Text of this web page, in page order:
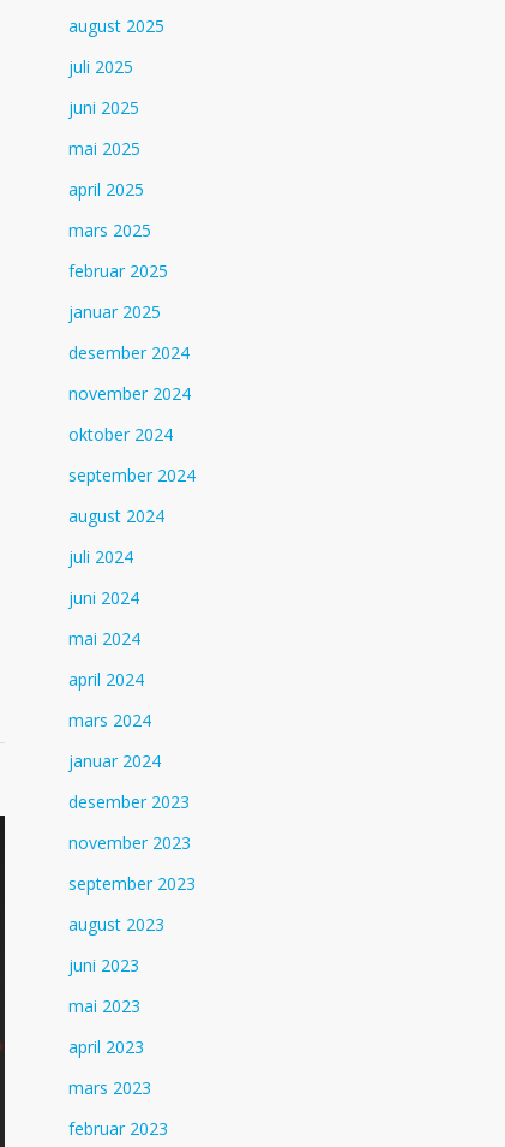
august 2025
juli 2025
juni 2025
mai 2025
april 2025
mars 2025
februar 2025
januar 2025
desember 2024
november 2024
oktober 2024
september 2024
august 2024
juli 2024
juni 2024
mai 2024
april 2024
mars 2024
januar 2024
desember 2023
november 2023
september 2023
august 2023
juni 2023
mai 2023
april 2023
mars 2023
februar 2023